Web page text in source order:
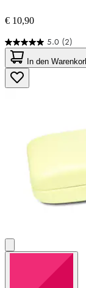
€ 10,90
5.0 (2)
5.0
von
5
Sternen.
2
In den